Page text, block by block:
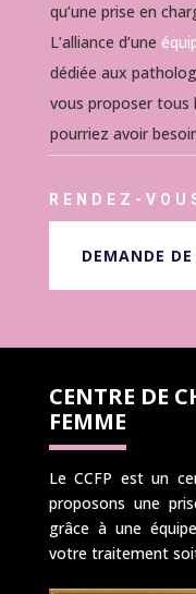
qu’une prise en
L’alliance d’une
dédiée aux
vous proposer tous
pourriez avoir
RENDEZ-
DEMANDE
CENTRE DE
FEMME
Le CCFP est un
proposons une
grâce à une
votre traitement